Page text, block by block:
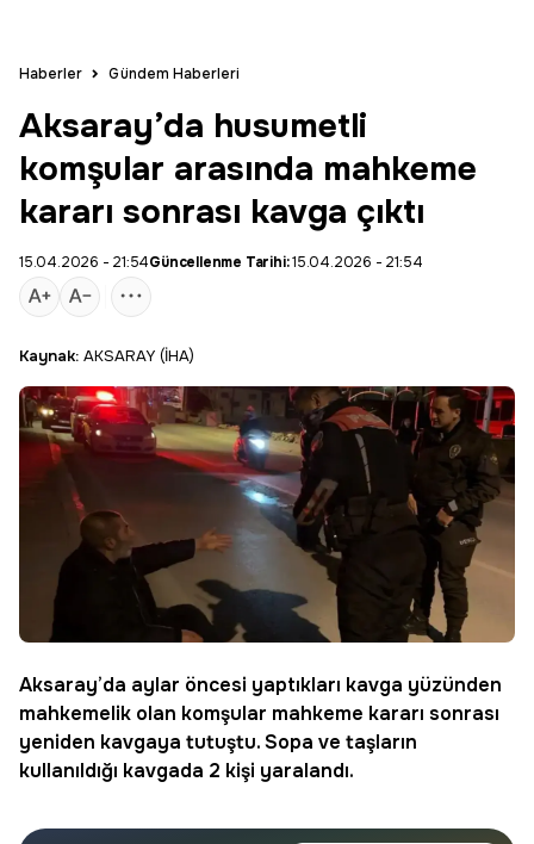
Haberler Gündem Haberleri
Aksaray’da husumetli
komşular arasında mahkeme
kararı sonrası kavga çıktı
15.04.2026 - 21:54Güncellenme Tarihi:15.04.2026 - 21:54
Kaynak: AKSARAY (İHA)
Aksaray’da aylar öncesi yaptıkları kavga yüzünden
mahkemelik olan komşular mahkeme kararı sonrası
yeniden kavgaya tutuştu. Sopa ve taşların
kullanıldığı kavgada 2 kişi yaralandı.